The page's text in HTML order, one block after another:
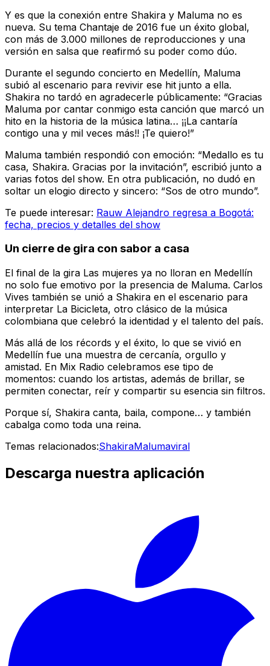
Y es que la conexión entre Shakira y Maluma no es
nueva. Su tema Chantaje de 2016 fue un éxito global,
con más de 3.000 millones de reproducciones y una
versión en salsa que reafirmó su poder como dúo.
Durante el segundo concierto en Medellín, Maluma
subió al escenario para revivir ese hit junto a ella.
Shakira no tardó en agradecerle públicamente: “Gracias
Maluma por cantar conmigo esta canción que marcó un
hito en la historia de la música latina… ¡¡La cantaría
contigo una y mil veces más!! ¡Te quiero!”
Maluma también respondió con emoción: “Medallo es tu
casa, Shakira. Gracias por la invitación”, escribió junto a
varias fotos del show. En otra publicación, no dudó en
soltar un elogio directo y sincero: “Sos de otro mundo”.
Te puede interesar: Rauw Alejandro regresa a Bogotá:
fecha, precios y detalles del show
Un cierre de gira con sabor a casa
El final de la gira Las mujeres ya no lloran en Medellín
no solo fue emotivo por la presencia de Maluma. Carlos
Vives también se unió a Shakira en el escenario para
interpretar La Bicicleta, otro clásico de la música
colombiana que celebró la identidad y el talento del país.
Más allá de los récords y el éxito, lo que se vivió en
Medellín fue una muestra de cercanía, orgullo y
amistad. En Mix Radio celebramos ese tipo de
momentos: cuando los artistas, además de brillar, se
permiten conectar, reír y compartir su esencia sin filtros.
Porque sí, Shakira canta, baila, compone… y también
cabalga como toda una reina.
Temas relacionados:ShakiraMalumaviral
Descarga nuestra aplicación